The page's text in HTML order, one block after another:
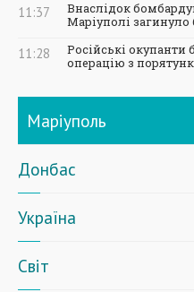
11:37
Внаслідок
Маріуполі
11:28
Російські окупанти
операцію з
Маріуполь
Донбас
Україна
Світ